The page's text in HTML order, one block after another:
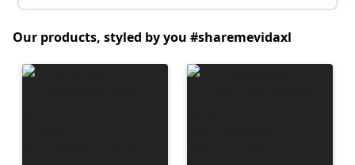
Our products, styled by you #sharemevidaxl